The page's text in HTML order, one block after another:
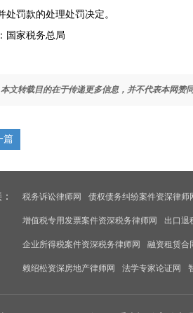
处罚款的处理处罚决定。
国家税务总局
文转载目的在于传递更多信息，并不代表本网赞
篇
税务诉讼律师网 债权债务纠纷案件资深律师
增值税专用发票案件资深税务律师网 出口退
企业所得税案件资深税务律师网 融资租赁合
赖绍松资深房地产律师网 法学专家论证网